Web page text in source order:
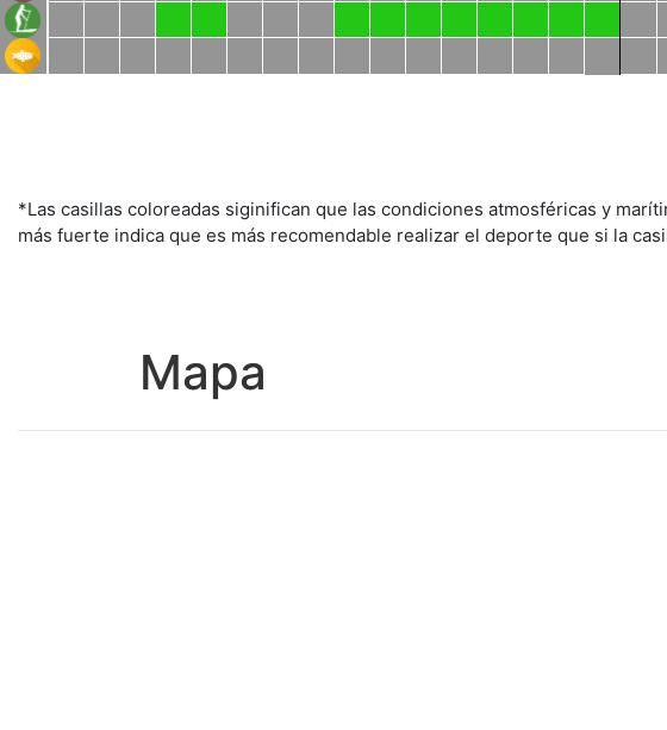
*Las casillas coloreadas siginifican que las condiciones atmosféricas y
más fuerte indica que es más recomendable realizar el deporte que si la
Mapa